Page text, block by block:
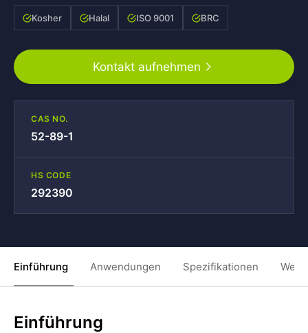
Kosher Halal ISO 9001 BRC
Kontakt aufnehmen
CAS NO.
52-89-1
HS CODE
292390
Einführung Anwendungen Spezifikationen
Einführung